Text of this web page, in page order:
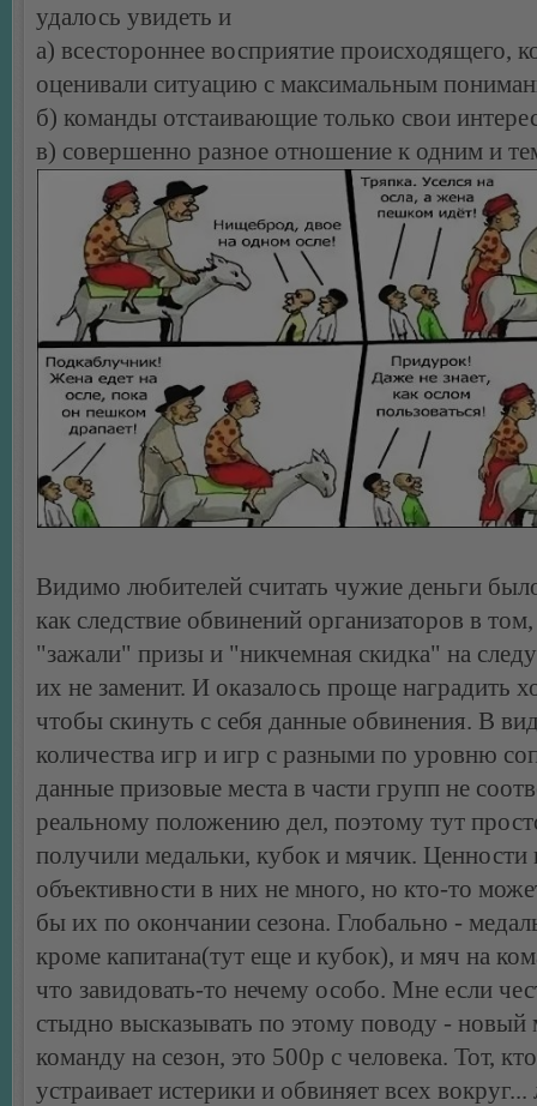
удалось увидеть и
а) всестороннее восприятие происходящего,
оценивали ситуацию с максимальным
б) команды отстаивающие только свои
в) совершенно разное отношение к одним и
Видимо любителей считать чужие деньги
как следствие обвинений организаторов в
"зажали" призы и "никчемная скидка" на
их не заменит. И оказалось проще наградить
чтобы скинуть с себя данные обвинения. В
количества игр и игр с разными по уровню
данные призовые места в части групп не
реальному положению дел, поэтому тут
получили медальки, кубок и мячик. Ценности
объективности в них не много, но кто-то
бы их по окончании сезона. Глобально -
кроме капитана(тут еще и кубок), и мяч на
что завидовать-то нечему особо. Мне если
стыдно высказывать по этому поводу - новый
команду на сезон, это 500р с человека. Тот,
устраивает истерики и обвиняет всех